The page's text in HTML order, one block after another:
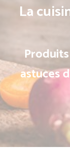
La
astuces